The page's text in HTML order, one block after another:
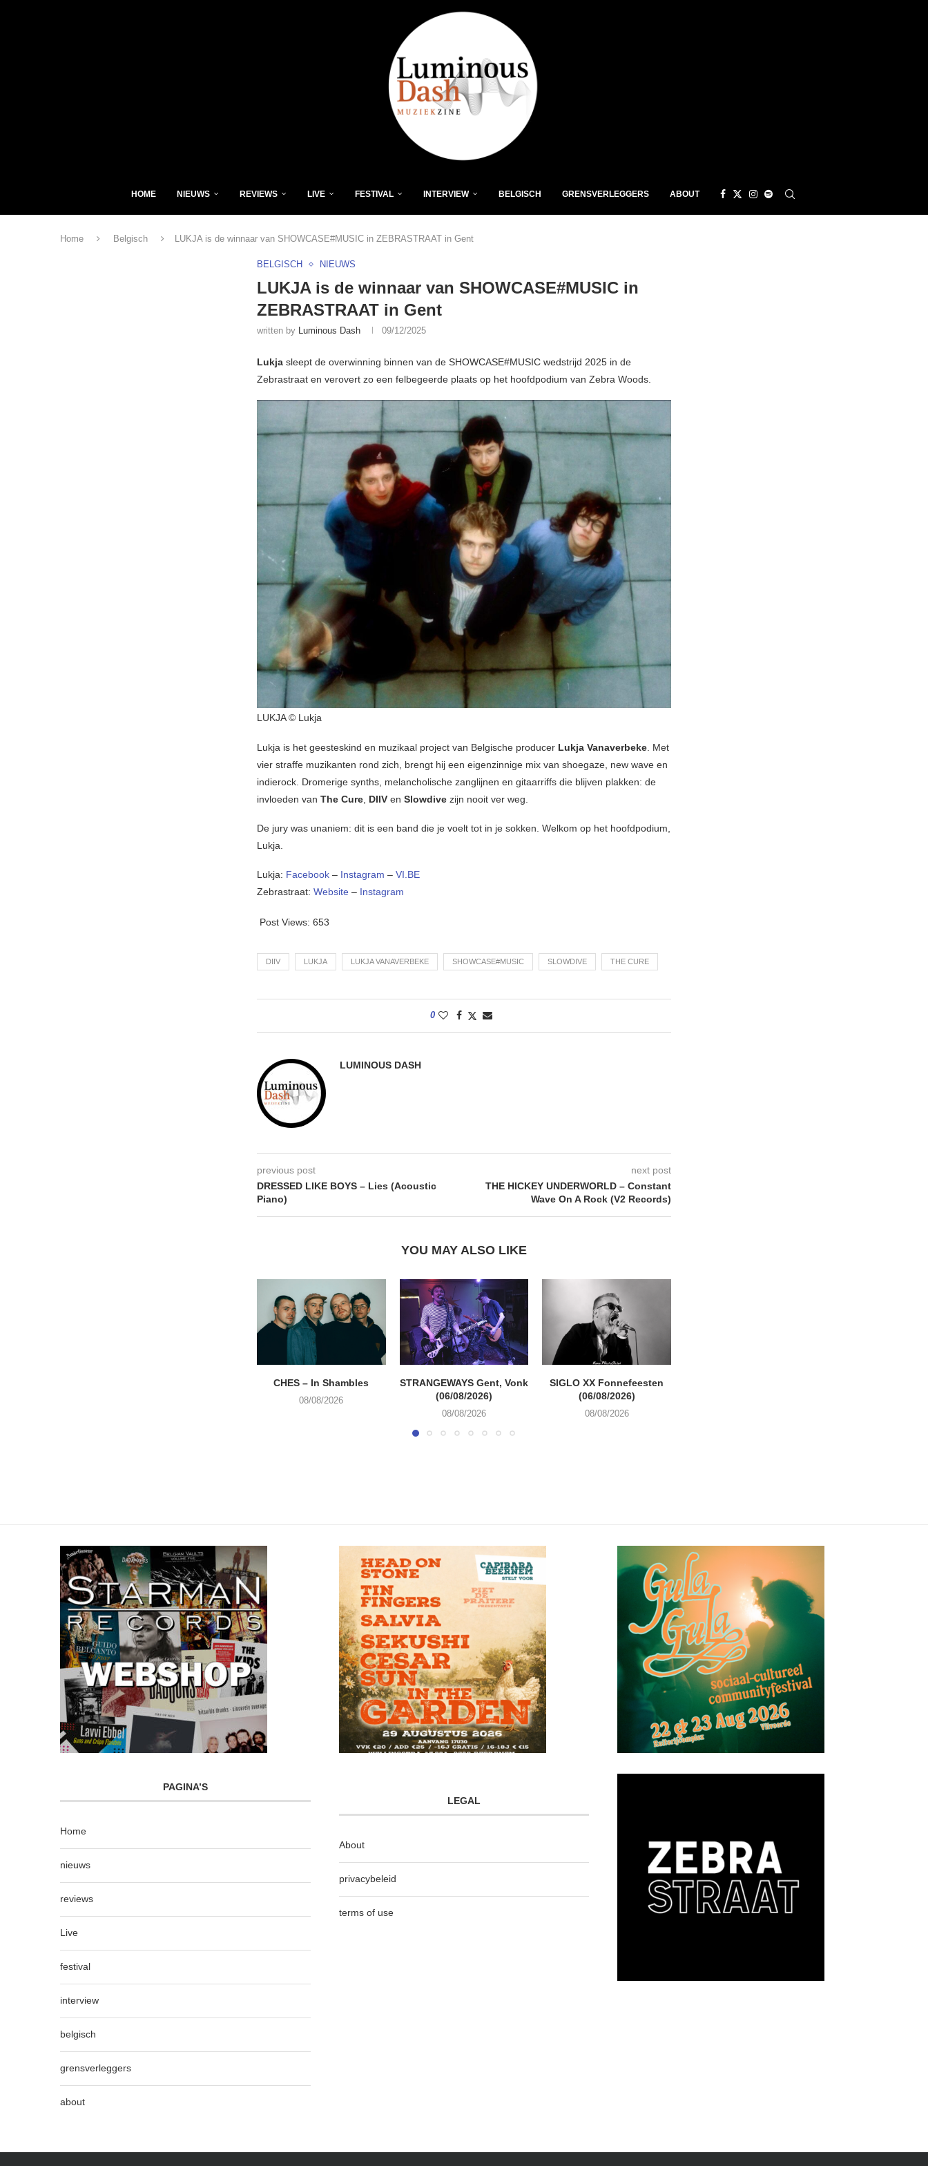
HOME NIEUWS REVIEWS LIVE FESTIVAL INTERVIEW BELGISCH GRENSVERLEGGERS ABOUT
Home Belgisch LUKJA is de winnaar van SHOWCASE#MUSIC in ZEBRASTRAAT in Gent
BELGISCH NIEUWS
LUKJA is de winnaar van SHOWCASE#MUSIC in
ZEBRASTRAAT in Gent
written by Luminous Dash 09/12/2025
Lukja sleept de overwinning binnen van de SHOWCASE#MUSIC wedstrijd 2025 in de
Zebrastraat en verovert zo een felbegeerde plaats op het hoofdpodium van Zebra Woods.
LUKJA © Lukja
Lukja is het geesteskind en muzikaal project van Belgische producer Lukja Vanaverbeke . Met
vier straffe muzikanten rond zich, brengt hij een eigenzinnige mix van shoegaze, new wave en
indierock. Dromerige synths, melancholische zanglijnen en gitaarriffs die blijven plakken: de
invloeden van The Cure DIIV en Slowdive zijn nooit ver weg.
De jury was unaniem: dit is een band die je voelt tot in je sokken. Welkom op het hoofdpodium,
Lukja.
Lukja: Facebook – Instagram – VI.BE
Zebrastraat: Website – Instagram
Post Views: 653
DIIV LUKJA LUKJA VANAVERBEKE SHOWCASE#MUSIC SLOWDIVE THE CURE
0
LUMINOUS DASH
previous post
DRESSED LIKE BOYS – Lies (Acoustic
Piano)
next post
THE HICKEY UNDERWORLD – Constant
Wave On A Rock (V2 Records)
YOU MAY ALSO LIKE
CHES – In Shambles
08/08/2026
STRANGEWAYS Gent, Vonk
(06/08/2026)
08/08/2026
SIGLO XX Fonnefeesten
(06/08/2026)
08/08/2026
PAGINA’S
Home
nieuws
reviews
Live
festival
interview
belgisch
grensverleggers
about
LEGAL
About
privacybeleid
terms of use